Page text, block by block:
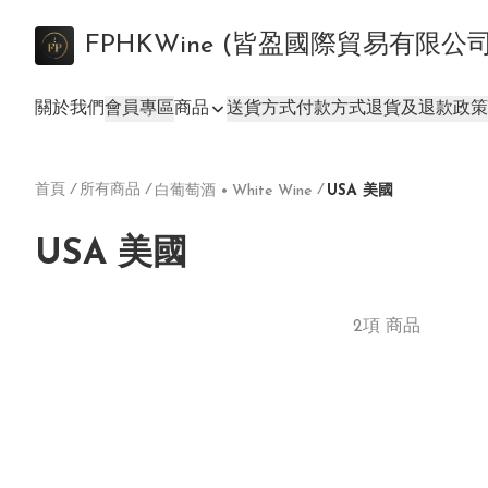
FPHKWine (皆盈國際貿易有限公
關於我們會員專區商品 送貨方式付款方式退貨及退款政策
首頁 / 所有商品 / 白葡萄酒 • White Wine / USA 美國
USA 美國
2項 商品